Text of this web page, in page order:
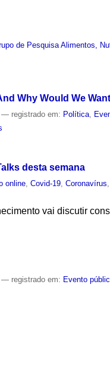
de Pesquisa Alimentos,
Why Would We
— registrado em: Política
desta semana
online ,Covid-19 ,Coronavírus
vai discutir
— registrado em: Evento